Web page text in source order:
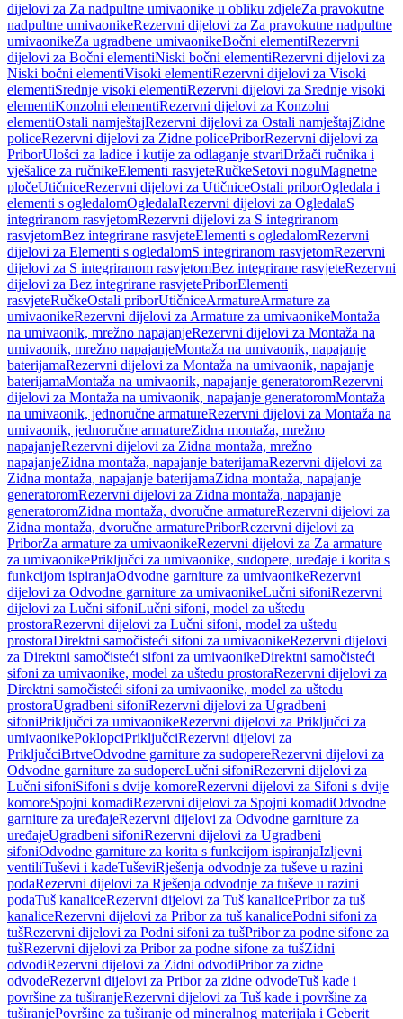
dijelovi za Za nadpultne umivaonike u obliku zdjeleZa pravokutne
nadpultne umivaonikeRezervni dijelovi za Za pravokutne nadpultne
umivaonikeZa ugradbene umivaonikeBočni elementiRezervni
dijelovi za Bočni elementiNiski bočni elementiRezervni dijelovi za
Niski bočni elementiVisoki elementiRezervni dijelovi za Visoki
elementiSrednje visoki elementiRezervni dijelovi za Srednje visoki
elementiKonzolni elementiRezervni dijelovi za Konzolni
elementiOstali namještajRezervni dijelovi za Ostali namještajZidne
policeRezervni dijelovi za Zidne policePriborRezervni dijelovi za
PriborUlošci za ladice i kutije za odlaganje stvariDržači ručnika i
vješalice za ručnikeElementi rasvjeteRučkeSetovi noguMagnetne
pločeUtičniceRezervni dijelovi za UtičniceOstali priborOgledala i
elementi s ogledalomOgledalaRezervni dijelovi za OgledalaS
integriranom rasvjetomRezervni dijelovi za S integriranom
rasvjetomBez integrirane rasvjeteElementi s ogledalomRezervni
dijelovi za Elementi s ogledalomS integriranom rasvjetomRezervni
dijelovi za S integriranom rasvjetomBez integrirane rasvjeteRezervni
dijelovi za Bez integrirane rasvjetePriborElementi
rasvjeteRučkeOstali priborUtičniceArmatureArmature za
umivaonikeRezervni dijelovi za Armature za umivaonikeMontaža
na umivaonik, mrežno napajanjeRezervni dijelovi za Montaža na
umivaonik, mrežno napajanjeMontaža na umivaonik, napajanje
baterijamaRezervni dijelovi za Montaža na umivaonik, napajanje
baterijamaMontaža na umivaonik, napajanje generatoromRezervni
dijelovi za Montaža na umivaonik, napajanje generatoromMontaža
na umivaonik, jednoručne armatureRezervni dijelovi za Montaža na
umivaonik, jednoručne armatureZidna montaža, mrežno
napajanjeRezervni dijelovi za Zidna montaža, mrežno
napajanjeZidna montaža, napajanje baterijamaRezervni dijelovi za
Zidna montaža, napajanje baterijamaZidna montaža, napajanje
generatoromRezervni dijelovi za Zidna montaža, napajanje
generatoromZidna montaža, dvoručne armatureRezervni dijelovi za
Zidna montaža, dvoručne armaturePriborRezervni dijelovi za
PriborZa armature za umivaonikeRezervni dijelovi za Za armature
za umivaonikePriključci za umivaonike, sudopere, uređaje i korita s
funkcijom ispiranjaOdvodne garniture za umivaonikeRezervni
dijelovi za Odvodne garniture za umivaonikeLučni sifoniRezervni
dijelovi za Lučni sifoniLučni sifoni, model za uštedu
prostoraRezervni dijelovi za Lučni sifoni, model za uštedu
prostoraDirektni samočisteći sifoni za umivaonikeRezervni dijelovi
za Direktni samočisteći sifoni za umivaonikeDirektni samočisteći
sifoni za umivaonike, model za uštedu prostoraRezervni dijelovi za
Direktni samočisteći sifoni za umivaonike, model za uštedu
prostoraUgradbeni sifoniRezervni dijelovi za Ugradbeni
sifoniPriključci za umivaonikeRezervni dijelovi za Priključci za
umivaonikePoklopciPriključciRezervni dijelovi za
PriključciBrtveOdvodne garniture za sudopereRezervni dijelovi za
Odvodne garniture za sudopereLučni sifoniRezervni dijelovi za
Lučni sifoniSifoni s dvije komoreRezervni dijelovi za Sifoni s dvije
komoreSpojni komadiRezervni dijelovi za Spojni komadiOdvodne
garniture za uređajeRezervni dijelovi za Odvodne garniture za
uređajeUgradbeni sifoniRezervni dijelovi za Ugradbeni
sifoniOdvodne garniture za korita s funkcijom ispiranjaIzljevni
ventiliTuševi i kadeTuševiRješenja odvodnje za tuševe u razini
podaRezervni dijelovi za Rješenja odvodnje za tuševe u razini
podaTuš kanaliceRezervni dijelovi za Tuš kanalicePribor za tuš
kanaliceRezervni dijelovi za Pribor za tuš kanalicePodni sifoni za
tušRezervni dijelovi za Podni sifoni za tušPribor za podne sifone za
tušRezervni dijelovi za Pribor za podne sifone za tušZidni
odvodiRezervni dijelovi za Zidni odvodiPribor za zidne
odvodeRezervni dijelovi za Pribor za zidne odvodeTuš kade i
površine za tuširanjeRezervni dijelovi za Tuš kade i površine za
tuširanjePovršine za tuširanje od mineralnog materijala i Geberit